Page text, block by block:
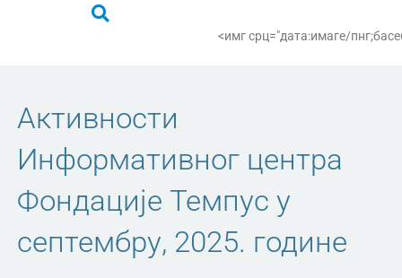
<имг срц="дата:имаге/
Активности
Информативног центра
Фондације Темпус у
септембру, 2025. године